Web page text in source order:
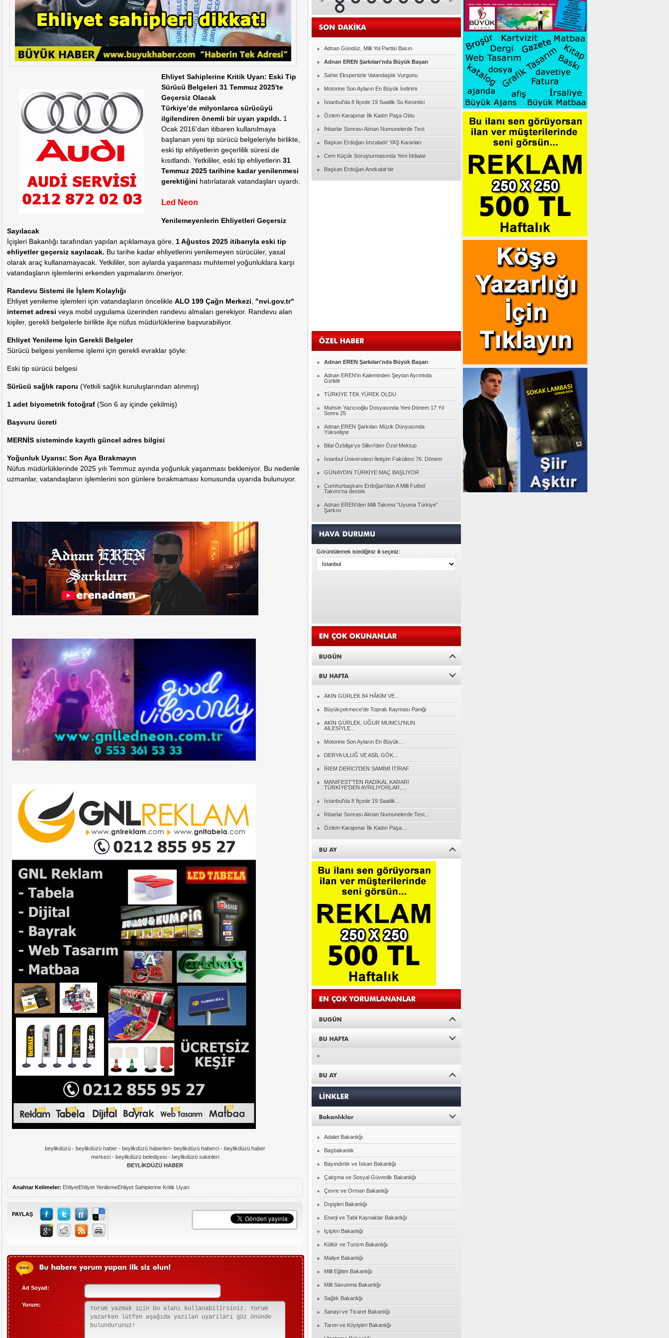
Ehliyet Sahiplerine Kritik Uyarı: Eski Tip
Sürücü Belgeleri 31 Temmuz 2025'te
Geçersiz Olacak
Türkiye’de milyonlarca sürücüyü
ilgilendiren önemli bir uyarı yapıldı. 1
Ocak 2016’dan itibaren kullanılmaya
başlanan yeni tip sürücü belgeleriyle birlikte,
eski tip ehliyetlerin geçerlilik süresi de
kısıtlandı. Yetkililer, eski tip ehliyetlerin 31
Temmuz 2025 tarihine kadar yenilenmesi
gerektiğini hatırlatarak vatandaşları uyardı.
Led Neon
Yenilemeyenlerin Ehliyetleri Geçersiz
Sayılacak
İçişleri Bakanlığı tarafından yapılan açıklamaya göre, 1 Ağustos 2025 itibarıyla eski tip
ehliyetler geçersiz sayılacak. Bu tarihe kadar ehliyetlerini yenilemeyen sürücüler, yasal
olarak araç kullanamayacak. Yetkililer, son aylarda yaşanması muhtemel yoğunluklara karşı
vatandaşların işlemlerini erkenden yapmalarını öneriyor.
Randevu Sistemi ile İşlem Kolaylığı
Ehliyet yenileme işlemleri için vatandaşların öncelikle ALO 199 Çağrı Merkezi
"nvi.gov.tr"
internet adresi veya mobil uygulama üzerinden randevu almaları gerekiyor. Randevu alan
kişiler, gerekli belgelerle birlikte ilçe nüfus müdürlüklerine başvurabiliyor.
Ehliyet Yenileme İçin Gerekli Belgeler
Sürücü belgesi yenileme işlemi için gerekli evraklar şöyle:
Eski tip sürücü belgesi
Sürücü sağlık raporu (Yetkili sağlık kuruluşlarından alınmış)
1 adet biyometrik fotoğraf (Son 6 ay içinde çekilmiş)
Başvuru ücreti
MERNİS sisteminde kayıtlı güncel adres bilgisi
Yoğunluk Uyarısı: Son Aya Bırakmayın
Nüfus müdürlüklerinde 2025 yılı Temmuz ayında yoğunluk yaşanması bekleniyor. Bu nedenle
uzmanlar, vatandaşların işlemlerini son günlere bırakmaması konusunda uyarıda bulunuyor.
beylikdüzü - beylikdüzü haber - beylikdüzü haberleri- beylikdüzü haberci - beylikdüzü haber
merkezi - beylikdüzü belediyesi - beylikdüzü sakinleri
BEYLİKDÜZÜ HABER
Anahtar Kelimeler: EhliyetEhliyet YenilemeEhliyet Sahiplerine Kritik Uyarı
PAYLAŞ
Ad Soyad:
Yorum:
Elif ERDEM
Ampute Futbol'da İlginç detay
Serap UZER
15 Temmuzdan kalanlar
İhsan ÜNLÜ
MUTLU YILLAR ÖĞRETMENİM
Hacıbekir Özarslan
FULBOL ASLA SADECE FUTBOL
DEGILDIR
Serkan TOKA
Şennur ROTA
Seksin Kumaşı
Abdulkadir YILMAZ
HER KONUYU ŞİDDETLE ÇÖZMEYE
ÇALIŞIYORUZ.
Kadir Kutlu
Çok mu zor?
Özgenur GEYVE
Pembe gözlüklerinizin dışında bir dünya
Tolga YAVUZ
Ghepetto'nun kütüğü Pinokyo
Pınar BAYÇINAR
Hasan KARAGÖZ
Allah'ın Laneti
DENGESİZLİK ÇAĞI DESEM
Adnan EREN
CİMER'e Giden Her İhbar Ciddiyetle
Değerlendirilmeli
Naci KONYAR
Gidenlerin Ardından
Müslüm SÖYLER
Cumhuriyet....
Özcan PEHLİVANOĞLU
KENDİ BİNDİĞİ DALI KESMEK!..
Adnan Gündüz, Milli Yol Partisi Basın
Adnan EREN Şarkıları'nda Büyük Başarı
Sahte Ekspertizle Vatandaşlık Vurgunu
Motorine Son Ayların En Büyük İndirimi
İstanbul'da 8 İlçede 19 Saatlik Su Kesintisi
Özlem Karapınar İlk Kadın Paşa Oldu
İhbarlar Sonrası Alınan Numunelerde Test
Başkan Erdoğan İmzaladı! YAŞ Kararları
Cem Küçük Soruşturmasında Yeni İddialar
Başkan Erdoğan Anıtkabir'de
Adnan EREN Şarkıları'nda Büyük Başarı
Adnan EREN'in Kaleminden Şeytan Ayrıntıda
Gizlidir
TÜRKİYE TEK YÜREK OLDU
Muhsin Yazıcıoğlu Dosyasında Yeni Dönem 17 Yıl
Sonra 25
Adnan EREN Şarkıları Müzik Dünyasında
Yükselişte
Bilal Özbilge’ye Silivri’den Özel Mektup
İstanbul Üniversitesi İletişim Fakültesi 76. Dönem
GÜNAYDIN TÜRKİYE MAÇ BAŞLIYOR
Cumhurbaşkanı Erdoğan'dan A Milli Futbol
Takımı'na destek
Adnan EREN’den Milli Takıma “Uyuma Türkiye”
Şarkısı
Görüntülemek istediğiniz ili seçiniz:
AKIN GÜRLEK 84 HÂKİM VE...
Büyükçekmece'de Toprak Kayması Paniği
AKIN GÜRLEK, UĞUR MUMCU'NUN
AİLESİYLE...
Motorine Son Ayların En Büyük...
DERYA ULUĞ VE ASİL GÖK...
İREM DERİCİ'DEN SAMİMİ İTİRAF
MANIFEST'TEN RADİKAL KARAR!
TÜRKİYE'DEN AYRILIYORLAR,...
İstanbul'da 8 İlçede 19 Saatlik...
İhbarlar Sonrası Alınan Numunelerde Test...
Özlem Karapınar İlk Kadın Paşa...
Adalet Bakanlığı
Başbakanlık
Bayındırlık ve İskan Bakanlığı
Çalışma ve Sosyal Güvenlik Bakanlığı
Çevre ve Orman Bakanlığı
Dışişleri Bakanlığı
Enerji ve Tabii Kaynaklar Bakanlığı
İçişleri Bakanlığı
Kültür ve Turizm Bakanlığı
Maliye Bakanlığı
Milli Eğitim Bakanlığı
Milli Savunma Bakanlığı
Sağlık Bakanlığı
Sanayi ve Ticaret Bakanlığı
Tarım ve Köyişleri Bakanlığı